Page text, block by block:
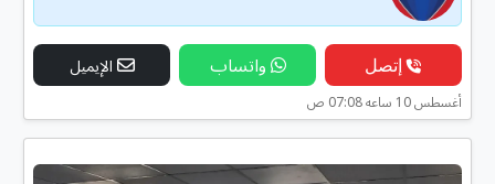
إتصل واتساب الإيميل
أغسطس 10 ساعه 07:08 ص